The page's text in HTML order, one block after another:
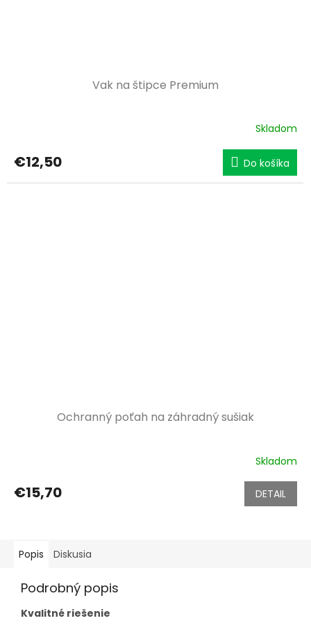
Vak na štipce Premium
Skladom
€12,50 Do košíka
Ochranný poťah na záhradný sušiak
Skladom
€15,70 DETAIL
Popis Diskusia
Podrobný popis
Kvalitné riešenie